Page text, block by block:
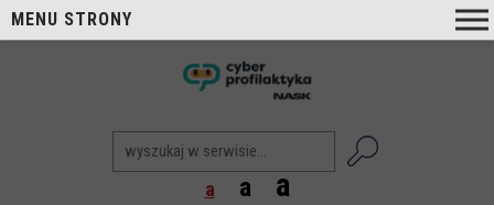
a a a
MENU STRONY
Cyberprofilaktyka NASK
Nasi Eksperci